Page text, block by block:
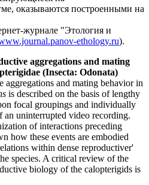
оказываются построенными на
журнале "Этология и
ethology.ru).
aggregations and mating
(Insecta: Odonata)
aggregations and mating behavior in
is described on the basis of lengthy
focal groupings and individually
uninterrupted video recording.
of interactions preceding
how these events are embodied
within dense reproductiver'
species. A critical review of the
biology of the calopterigids is